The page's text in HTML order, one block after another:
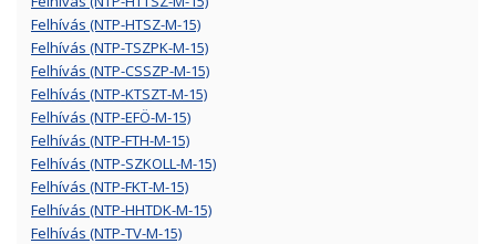
Felhívás (NTP-HTSZ-M-15)
Felhívás (NTP-TSZPK-M-15)
Felhívás (NTP-CSSZP-M-15)
Felhívás (NTP-KTSZT-M-15)
Felhívás (NTP-EFÖ-M-15)
Felhívás (NTP-FTH-M-15)
Felhívás (NTP-SZKOLL-M-15)
Felhívás (NTP-FKT-M-15)
Felhívás (NTP-HHTDK-M-15)
Felhívás (NTP-TV-M-15)